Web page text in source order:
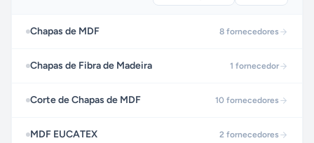
Chapas de MDF 8 fornecedores
Chapas de Fibra de Madeira 1 fornecedor
Corte de Chapas de MDF 10 fornecedores
MDF EUCATEX 2 fornecedores